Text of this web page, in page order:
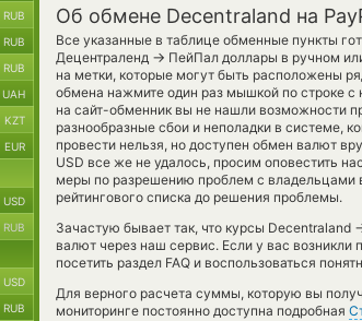
Об обмене Decentraland на
Все указанные в таблице обменные пункты
Децентраленд → ПейПал доллары в ручном
на метки, которые могут быть расположены
обмена нажмите один раз мышкой по строке с
на сайт-обменник вы не нашли возможности
разнообразные сбои и неполадки в системе,
провести нельзя, но доступен обмен валют
USD все же не удалось, просим оповестить
меры по разрешению проблем с владельцами
рейтингового списка до решения проблемы.
Зачастую бывает так, что курсы Decentraland
валют через наш сервис. Если у вас
посетить раздел FAQ и воспользоваться
Для верного расчета суммы, которую вы
мониторинге постоянно доступна подробная
RUB
RUB
RUB
UAH
KZT
EUR
USD
RUB
USD
RUB